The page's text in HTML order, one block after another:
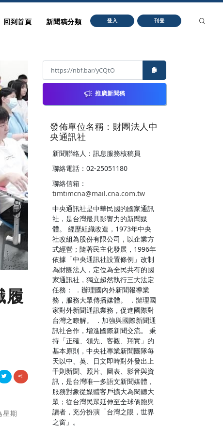
回到首頁 新聞稿分類 登入 刊登
履
星期
推廣新聞稿
發佈單位名稱：財團法人中
央通訊社
新聞聯絡人：訊息服務核稿員
聯絡電話：02-25051180
聯絡信箱：
timtimcna@mail.cna.com.tw
中央通訊社是中華民國的國家通訊
社，是台灣最具影響力的新聞媒
體。 經歷組織改造，1973年中央
社改組為股份有限公司，以企業方
式經營；隨著民主化發展，1996年
依據「中央通訊社設置條例」改制
為財團法人，定位為全民共有的國
家通訊社，獨立超然執行三大法定
任務： ．辦理國內外新聞報導業
務，服務大眾傳播媒體。 ．辦理國
家對外新聞通訊業務，促進國際對
台灣之瞭解。 ．加強與國際新聞通
訊社合作，增進國際新聞交流。 秉
持「正確、領先、客觀、翔實」的
基本原則，中央社專業新聞團隊每
天以中、英、日文即時對外發出上
千則新聞、照片、圖表、影音與資
訊，是台灣唯一多語文新聞媒體，
服務對象從媒體客戶擴大為閱聽大
眾；從台灣民眾延伸至全球僑胞與
讀者，充分扮演「台灣之眼，世界
之窗」。